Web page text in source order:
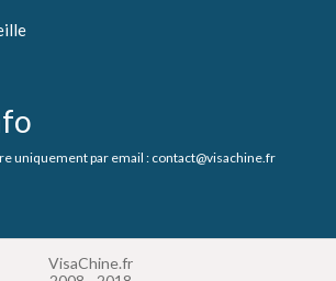
uniquement par email : contact@visachine.fr
VisaChine.fr